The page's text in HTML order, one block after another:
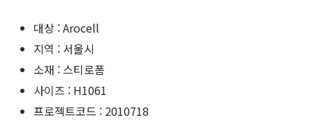
대상 : Arocell
지역 : 서울시
소재 : 스티로폼
사이즈 : H1061
프로젝트코드 : 2010718